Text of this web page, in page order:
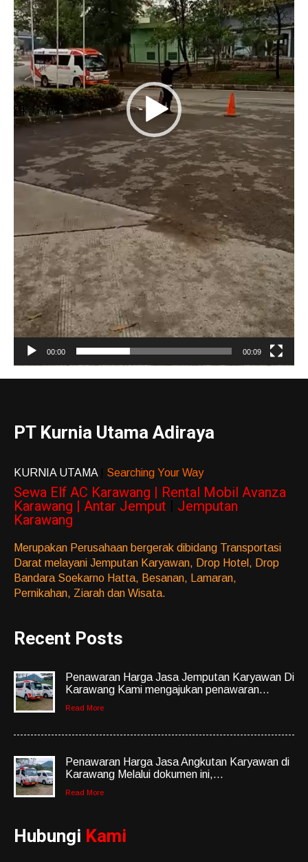
00:00 00:09
PT Kurnia Utama Adiraya
KURNIA UTAMA Searching Your Way
Sewa Elf AC Karawang | Rental Mobil Avanza
Karawang | Antar Jemput
Jemputan
Karawang
Merupakan Perusahaan bergerak dibidang Transportasi
Darat melayani Jemputan Karyawan, Drop Hotel, Drop
Bandara Soekarno Hatta, Besanan, Lamaran,
Pernikahan, Ziarah dan Wisata.
Recent Posts
Penawaran Harga Jasa Jemputan Karyawan Di
Karawang Kami mengajukan penawaran...
Read More
Penawaran Harga Jasa Angkutan Karyawan di
Karawang Melalui dokumen ini,...
Read More
Hubungi Kami